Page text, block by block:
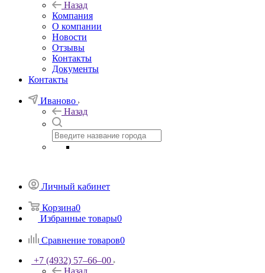
Назад
Компания
О компании
Новости
Отзывы
Контакты
Документы
Контакты
Иваново
Назад
Личный кабинет
Корзина0
Избранные товары0
Сравнение товаров0
+7 (4932) 57‒66‒00
Назад